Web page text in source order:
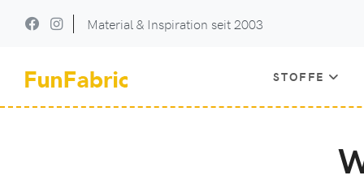
Material & Inspiration seit 2003
STOFFE